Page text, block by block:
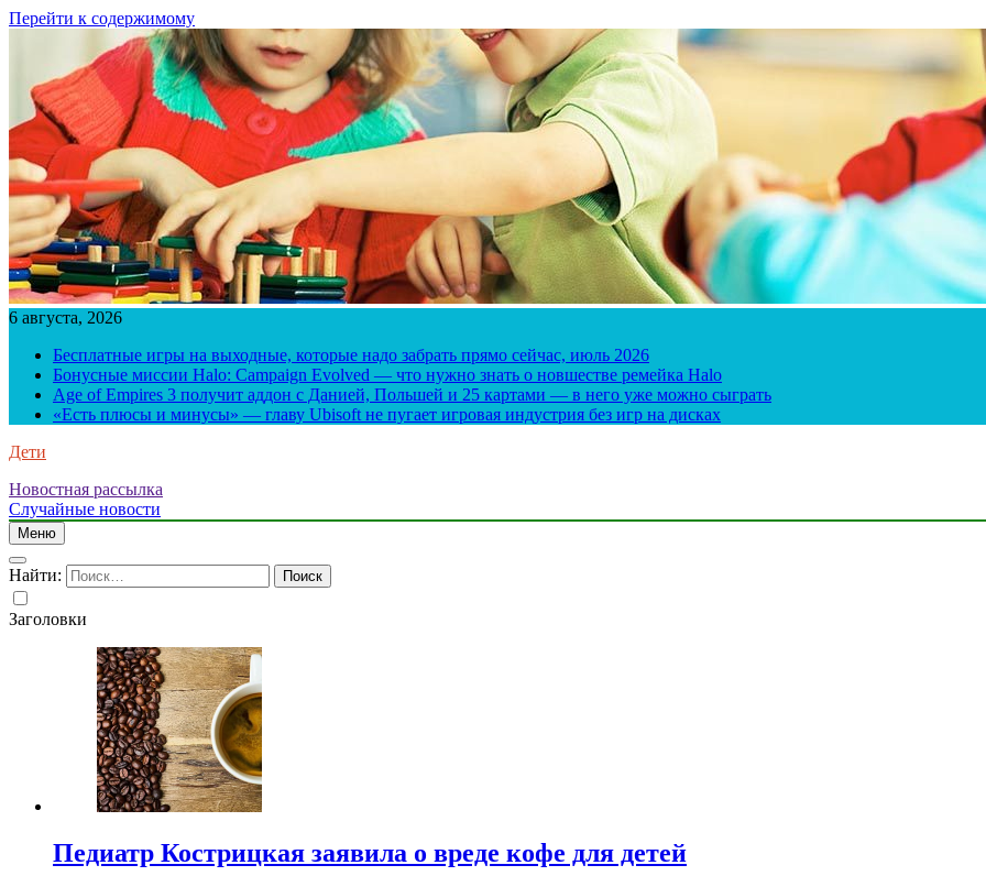
Перейти к содержимому
6 августа, 2026
Бесплатные игры на выходные, которые надо забрать прямо сейчас, июль 2026
Бонусные миссии Halo: Campaign Evolved — что нужно знать о новшестве ремейка Halo
Age of Empires 3 получит аддон с Данией, Польшей и 25 картами — в него уже можно сыграть
«Есть плюсы и минусы» — главу Ubisoft не пугает игровая индустрия без игр на дисках
Дети
Новостная рассылка
Случайные новости
Меню
Найти:
Заголовки
Педиатр Кострицкая заявила о вреде кофе для детей